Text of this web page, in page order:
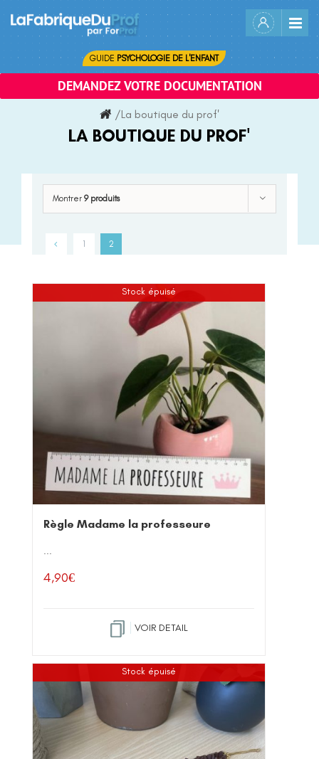
content
GUIDE PSYCHOLOGIE DE L'ENFANT
DEMANDEZ VOTRE DOCUMENTATION
/La boutique du prof'
LA BOUTIQUE DU PROF'
Montrer 9 produits
1 2
Stock épuisé
Règle Madame la professeure
...
4,90€
VOIR DETAIL
Stock épuisé